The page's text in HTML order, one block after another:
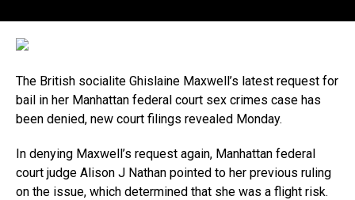
The British socialite Ghislaine Maxwell’s latest request for
bail in her Manhattan federal court sex crimes case has
been denied, new court filings revealed Monday.
In denying Maxwell’s request again, Manhattan federal
court judge Alison J Nathan pointed to her previous ruling
on the issue, which determined that she was a flight risk.